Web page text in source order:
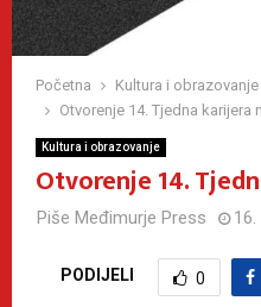
Početna
Kultura i obrazovanje
Otvorenje 14. Tjedna karijera
Kultura i obrazovanje
Otvorenje 14.
Piše Međimurje Press
PODIJELI 0